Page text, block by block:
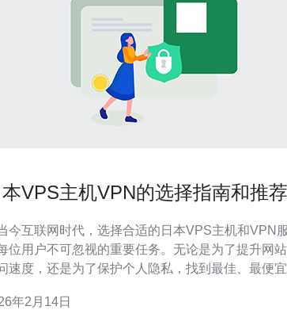
本VPS主机VPN的选择指南和推荐
今互联网时代，选择合适的日本VPS主机和VPN
位用户不可忽视的重要任务。无论是为了提升网
速度，还是为了保护个人隐私，找到最佳、最便
，帮助您在众多服务商中做出明智的决策。 什么是日
年2月14日